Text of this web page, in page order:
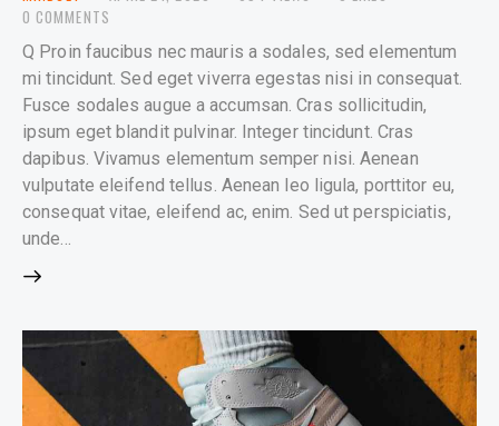
0 COMMENTS
Q Proin faucibus nec mauris a sodales, sed elementum
mi tincidunt. Sed eget viverra egestas nisi in consequat.
Fusce sodales augue a accumsan. Cras sollicitudin,
ipsum eget blandit pulvinar. Integer tincidunt. Cras
dapibus. Vivamus elementum semper nisi. Aenean
vulputate eleifend tellus. Aenean leo ligula, porttitor eu,
consequat vitae, eleifend ac, enim. Sed ut perspiciatis,
unde…